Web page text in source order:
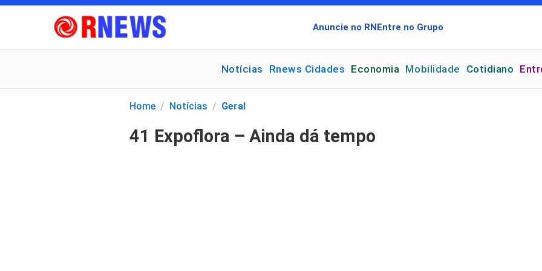
Anuncie no RNEntre no Grupo
Pesquisar
por:
Notícias Rnews Cidades Economia Mobilidade Cotidiano
Home / Notícias / Geral
41 Expoflora – Ainda dá tempo